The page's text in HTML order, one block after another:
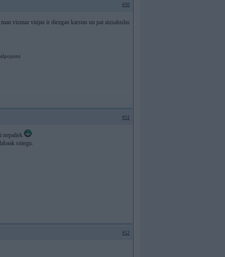
#50
man vismaz vinjas ir diezgan karstas un pat aizsalushu
#51
nepaliek
sniegu.
#52